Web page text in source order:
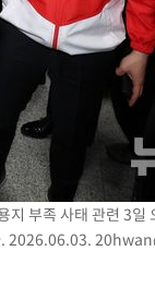
부족 사태 관련 3일
. 2026.06.03.